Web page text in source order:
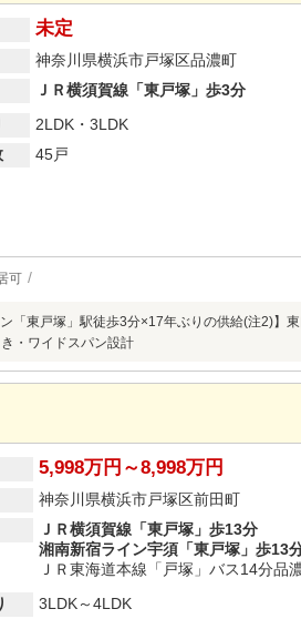
未定
神奈川県横浜市戸塚区品濃町
ＪＲ横須賀線「東戸塚」歩3分
2LDK・3LDK
45戸
可
ン「東戸塚」駅徒歩3分×17年ぶりの供給(注2)
・ワイドスパン設計
5,998万円～8,998万円
神奈川県横浜市戸塚区前田町
ＪＲ横須賀線「東戸塚」歩13分
湘南新宿ライン宇須「東戸塚」歩13
ＪＲ東海道本線「戸塚」バス14分品
3LDK～4LDK